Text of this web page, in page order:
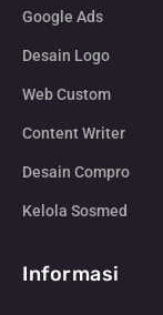
Google Ads
Desain Logo
Web Custom
Content Writer
Desain Compro
Kelola Sosmed
Informasi